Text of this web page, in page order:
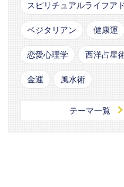
スピリチュアルライフア
ベジタリアン 健康運
恋愛心理学 西洋占星
金運 風水術
テーマ一覧